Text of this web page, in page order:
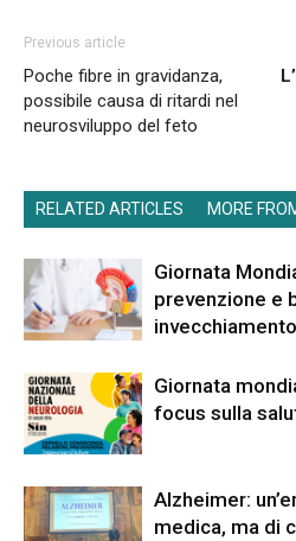
Previous article
Poche fibre in gravidanza,
possibile causa di ritardi nel
neurosviluppo del feto
RELATED ARTICLES MORE
Giornata
prevenzione e
Giornata
focus sulla
Alzheimer:
medica, ma di